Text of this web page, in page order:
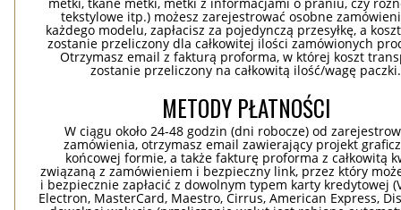
tekstylowe itp.) możesz zarejestrować osobne
każdego modelu, zapłacisz za pojedynczą przesyłkę, a
zostanie przeliczony dla całkowitej ilości zamówionych
Otrzymasz email z fakturą proforma, w której koszt
zostanie przeliczony na całkowitą ilość/wagę paczki.
METODY PŁATNOŚCI
W ciągu około 24-48 godzin (dni robocze) od
zamówienia, otrzymasz email zawierający projekt
końcowej formie, a także fakturę proforma z całkowitą
związaną z zamówieniem i bezpieczny link, przez który
i bezpiecznie zapłacić z dowolnym typem karty kredytowej
Electron, MasterCard, Maestro, Cirrus, American Express,